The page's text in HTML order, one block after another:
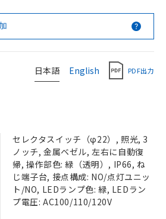
日本語 English PDF出力
セレクタスイッチ（φ22）, 照光, 3
ノッチ, 金属ベゼル, 左右に自動復
帰, 操作部色: 緑（透明）, IP66, ね
じ端子台, 接点構成: NO/点灯ユニッ
ト/NO, LEDランプ色: 緑, LEDラン
プ電圧: AC100/110/120V